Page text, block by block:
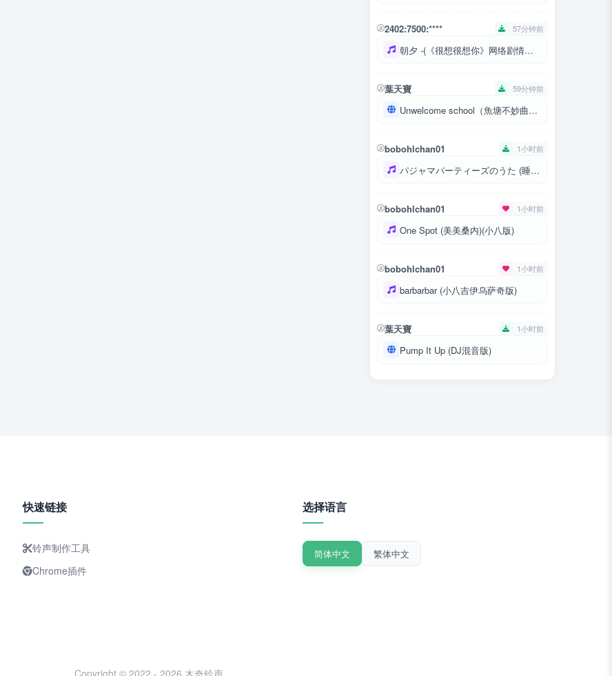
2402:7500:**** 57分钟前
朝夕 -(《很想很想你》网络剧情定曲) -檀健次2
葉天寶 59分钟前
Unwelcome school（魚塘不妙曲）-提取音訊-Ys海燈
bobohlchan01 1小时前
パジャマパーティーズのうた (睡衣派对之歌)
bobohlchan01 1小时前
One Spot (美美桑内)(小八版)
bobohlchan01 1小时前
barbarbar (小八吉伊乌萨奇版)
葉天寶 1小时前
Pump It Up (DJ混音版)
快速链接
铃声制作工具
Chrome插件
选择语言
简体中文 繁体中文